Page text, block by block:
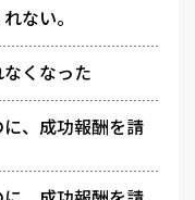
ない。
くなった
、成功報酬を請